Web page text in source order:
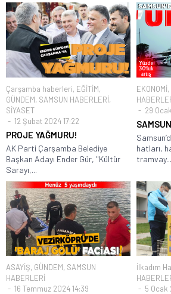
Çarşamba haberleri, EĞİTİM,
GÜNDEM, SAMSUN HABERLERİ,
SİYASET
12 Şubat 2024 17:22
PROJE YAĞMURU!
AK Parti Çarşamba Belediye
Başkan Adayı Ender Gür, "Kültür
Sarayı,...
EKONOMİ,
29
hatları,
tramvay...
ASAYİŞ, GÜNDEM, SAMSUN
HABERLERİ
16 Temmuz 2024 14:39
İlkadım
5 Ocak